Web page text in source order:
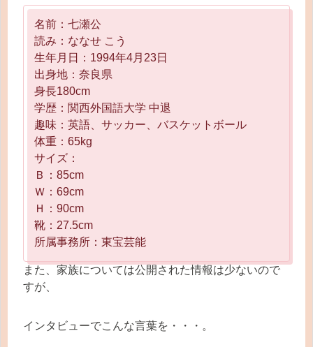
名前：七瀬公
読み：ななせ こう
生年月日：1994年4月23日
出身地：奈良県
身長180cm
学歴：関西外国語大学 中退
趣味：英語、サッカー、バスケットボール
体重：65kg
サイズ：
Ｂ：85cm
Ｗ：69cm
Ｈ：90cm
靴：27.5cm
所属事務所：東宝芸能
また、家族については公開された情報は少ないので
すが、
インタビューでこんな言葉を・・・。